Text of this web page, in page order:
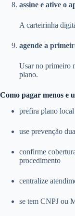
assine e ative o
A carteirinha
agende a
Usar no primeiro
plano.
Como pagar menos e
prefira plano local
use prevenção
confirme
procedimento
centralize
se tem CNPJ ou